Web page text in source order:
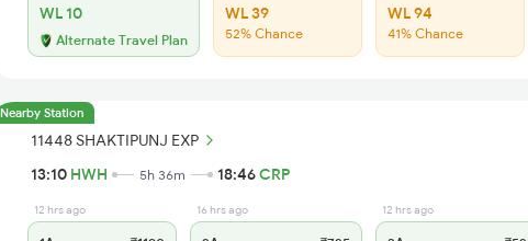
WL 10
Alternate Travel Plan
WL 39
52% Chance
WL 94
41% Chance
Nearby Station
11448 SHAKTIPUNJ EXP
13:10 HWH 5h 36m 18:46CRP
12 hrs ago 16 hrs ago 12 hrs ago